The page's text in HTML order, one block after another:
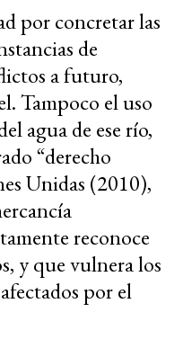
por concretar las
de
a futuro,
Tampoco el uso
agua de ese río,
“derecho
Unidas (2010),
reconoce
y que vulnera los
por el